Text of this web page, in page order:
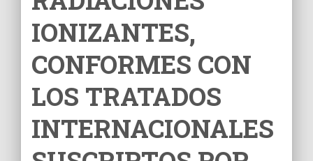
IONIZANTES,
CONFORMES CON
LOS TRATADOS
INTERNACIONALES